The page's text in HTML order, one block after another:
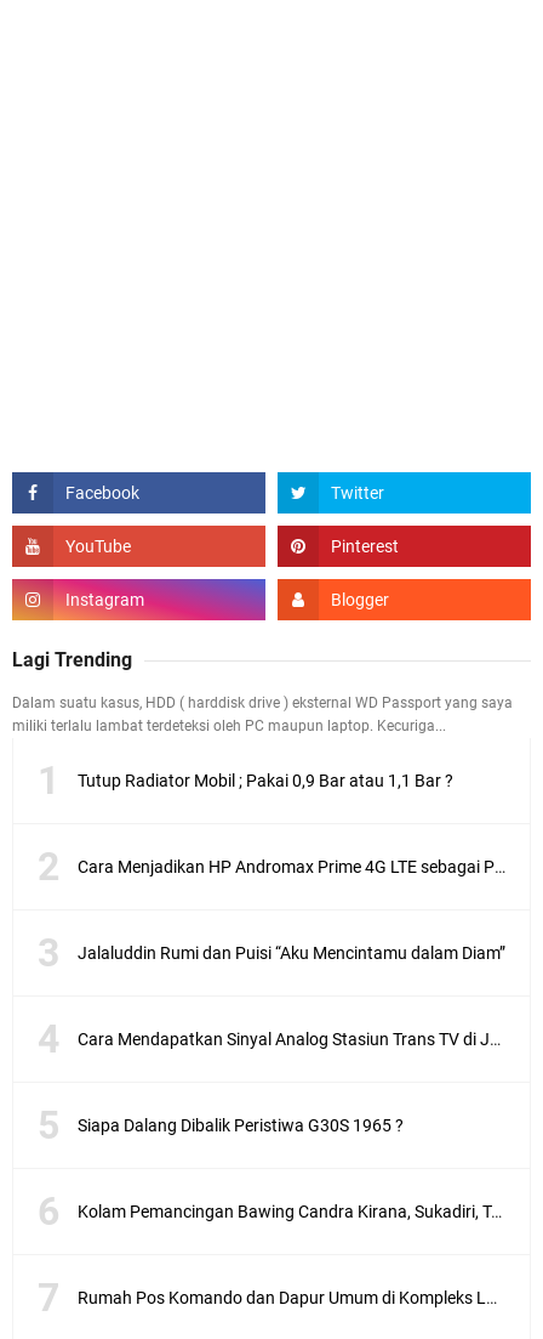
Lagi Trending
Dalam suatu kasus, HDD ( harddisk drive ) eksternal WD Passport yang saya
miliki terlalu lambat terdeteksi oleh PC maupun laptop. Kecuriga...
Tutup Radiator Mobil ; Pakai 0,9 Bar atau 1,1 Bar ?
Cara Menjadikan HP Andromax Prime 4G LTE sebagai Perangkat Wifi Hotspot
Jalaluddin Rumi dan Puisi “Aku Mencintamu dalam Diam”
Cara Mendapatkan Sinyal Analog Stasiun Trans TV di Jakarta
Siapa Dalang Dibalik Peristiwa G30S 1965 ?
Kolam Pemancingan Bawing Candra Kirana, Sukadiri, Tangerang
Rumah Pos Komando dan Dapur Umum di Kompleks Lubang Buaya Jakarta